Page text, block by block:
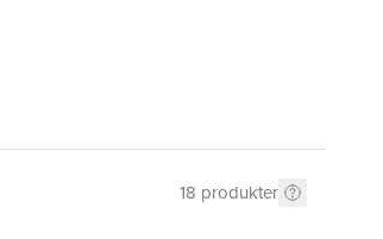
18 produkter